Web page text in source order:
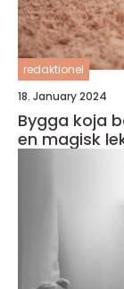
redaktionel
18. January 2024
Bygga koja
en magisk